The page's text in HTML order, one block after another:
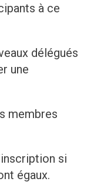
à ce
délégués
une
membres
si
égaux.